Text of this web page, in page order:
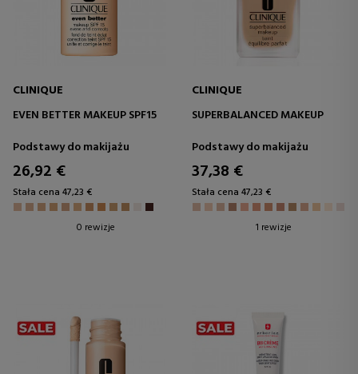
CLINIQUE
EVEN BETTER MAKEUP SPF15
Podstawy do makijażu
26,92 €
Stała cena 47,23 €
0 rewizje
CLINIQUE
SUPERBALANCED MAKEUP
Podstawy do makijażu
37,38 €
Stała cena 47,23 €
1 rewizje